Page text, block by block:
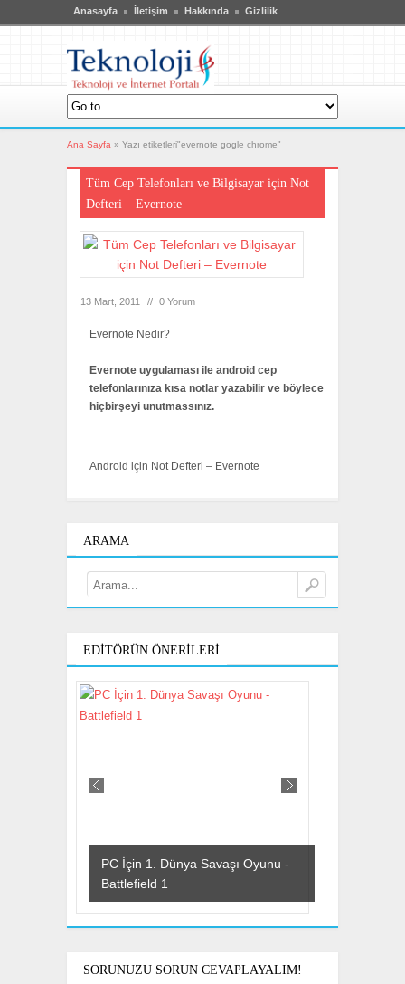
Anasayfa İletişim Hakkında Gizlilik
Ana Sayfa » Yazı etiketleri"evernote gogle chrome"
Tüm Cep Telefonları ve Bilgisayar için Not
Defteri – Evernote
13 Mart, 2011 // 0 Yorum
Evernote Nedir?
Evernote uygulaması ile android cep
telefonlarınıza kısa notlar yazabilir ve böylece
hiçbirşeyi unutmassınız.
Android için Not Defteri – Evernote
ARAMA
EDITÖRÜN ÖNERILERI
PC İçin 1. Dünya Savaşı Oyunu -
Battlefield 1
SORUNUZU SORUN CEVAPLAYALIM!